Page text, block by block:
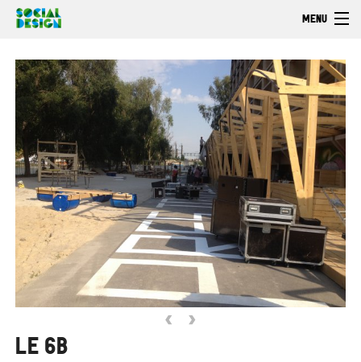
Aller au contenu principal
MENU
Découvrir
Faire
Explorer
‹ ›
LE 6B